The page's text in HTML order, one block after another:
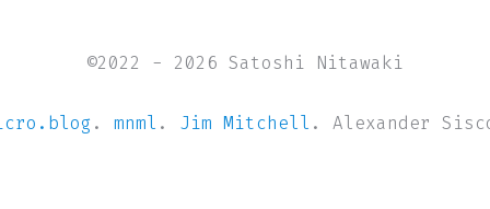
©2022 - 2026 Satoshi Nitawaki
. mnml . Jim Mitchell . Alexander